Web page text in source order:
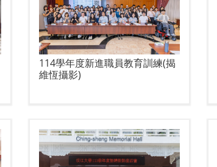
114學年度新進職員教育訓練(揭
維恆攝影)